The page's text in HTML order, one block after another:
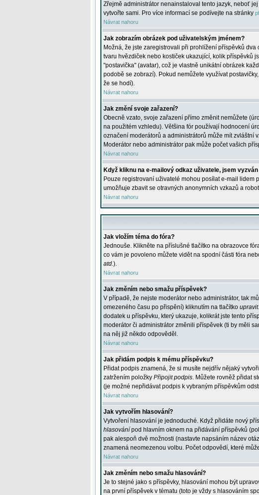
Zřejmě administrátor nenainstaloval tento jazyk, neboť
vytvořte sami. Pro více informací se podívejte na stránky
Návrat nahoru
Jak zobrazím obrázek pod uživatelským jménem?
Možná, že jste zaregistrovali při prohlížení příspěvků
tvaru hvězdiček nebo kostiček ukazující, kolik příspěvků
"postavička" (avatar), což je vlastně unikátní obrázek
podobě se zobrazí). Pokud nemůžete využívat
že se hodí).
Návrat nahoru
Jak změní svoje zařazení?
Obecně vzato, svoje zařazení přímo změnit nemůžete
na použitém vzhledu). Většina fór používají hodnocení
označení moderátorů a administrátorů může mít zvláštní
Moderátor nebo administrátor pak může počet vašich
Návrat nahoru
Když kliknu na e-mailový odkaz uživatele, jsem
Pouze registrovaní uživatelé mohou posílat e-mail lidem
umožňuje zbavit se otravných anonymních vzkazů a
Návrat nahoru
Jak vložím téma do fóra?
Jednouše. Klikněte na příslušné tlačítko na obrazovce
co vám je povoleno můžete vidět na spodní části fóra
atd.).
Návrat nahoru
Jak změním nebo smažu příspěvek?
V případě, že nejste moderátor nebo administrátor, tak
omezeného času po přispění) kliknutím na tlačítko upravit
dodatek u příspěvku, který ukazuje, kolikrát jste tento
moderátor či administrátor změnili příspěvek (ti by měli
na něj již někdo odpověděl.
Návrat nahoru
Jak přidám podpis k mému příspěvku?
Přidat podpis znamená, že si musíte nejdřív nějaký
zatržením položky Připojit podpis. Můžete rovněž přidat
(je možné nepřidávat podpis k vybraným příspěvkům
Návrat nahoru
Jak vytvořím hlasování?
Vytvoření hlasování je jednoduché. Když přidáte nový
hlasování pod hlavním oknem na přidávání příspěvků
pak alespoň dvě možnosti (nastavte napsáním název
znamená neomezenou volbu. Počet odpovědí, které
Návrat nahoru
Jak změním nebo smažu hlasování?
Je to stejné jako s příspěvky, hlasování mohou být
na první příspěvek v tématu (toto je vždy s hlasováním